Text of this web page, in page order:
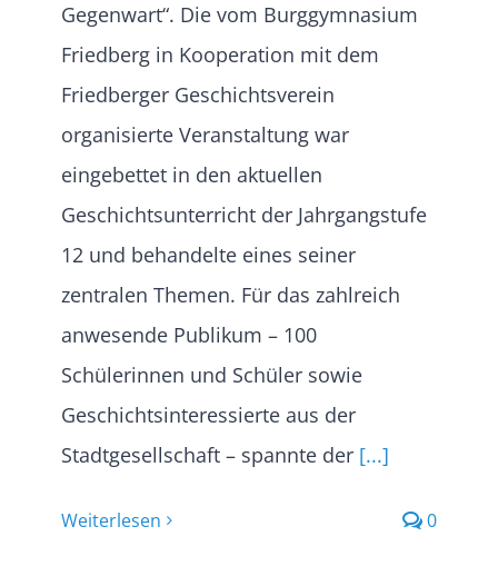
Gegenwart“. Die vom Burggymnasium
Friedberg in Kooperation mit dem
Friedberger Geschichtsverein
organisierte Veranstaltung war
eingebettet in den aktuellen
Geschichtsunterricht der Jahrgangstufe
12 und behandelte eines seiner
zentralen Themen. Für das zahlreich
anwesende Publikum – 100
Schülerinnen und Schüler sowie
Geschichtsinteressierte aus der
Stadtgesellschaft – spannte der[...]
Weiterlesen 0